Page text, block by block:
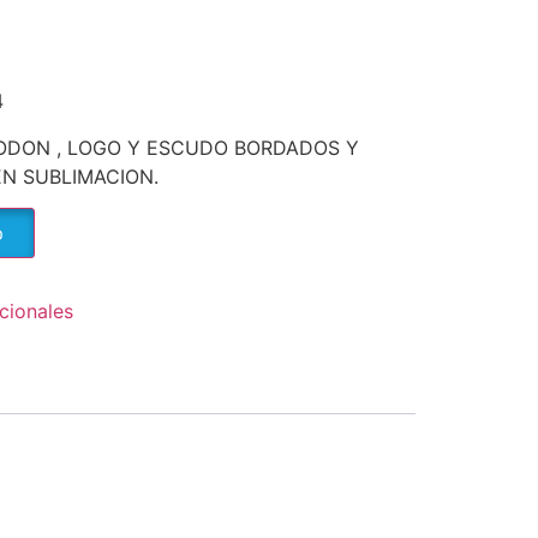
, LOGO Y ESCUDO BORDADOS Y
SUBLIMACION.